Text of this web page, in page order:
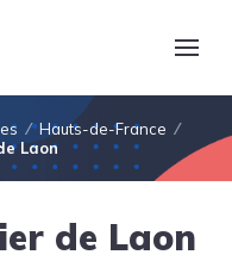
Hauts-de-France
Laon
de Laon